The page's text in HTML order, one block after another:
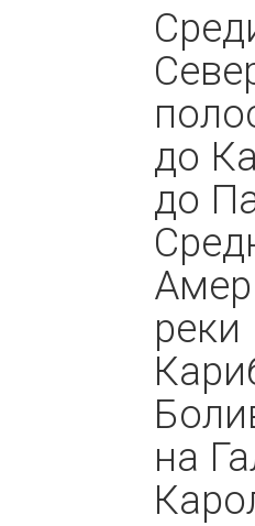
до
до
на